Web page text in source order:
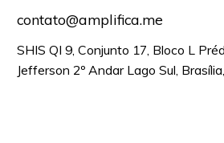
contato@amplifica.me
SHIS QI 9, Conjunto 17, Bloco L
Jefferson 2º Andar Lago Sul,